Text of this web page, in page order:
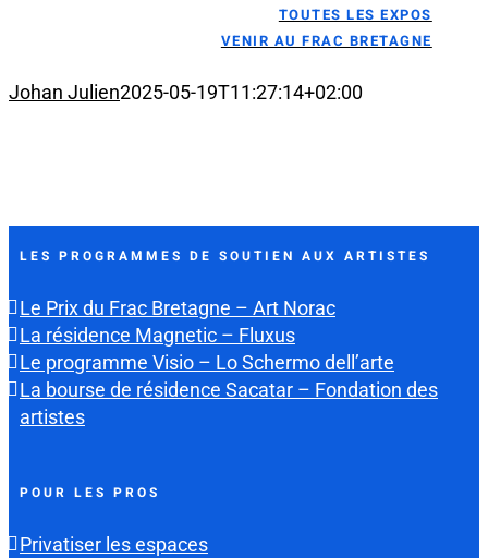
TOUTES LES EXPOS
VENIR AU FRAC BRETAGNE
Johan Julien2025-05-19T11:27:14+02:00
LES PROGRAMMES DE SOUTIEN AUX ARTISTES
Le Prix du Frac Bretagne – Art Norac
La résidence Magnetic – Fluxus
Le programme Visio – Lo Schermo dell’arte
La bourse de résidence Sacatar – Fondation des
artistes
POUR LES PROS
Privatiser les espaces